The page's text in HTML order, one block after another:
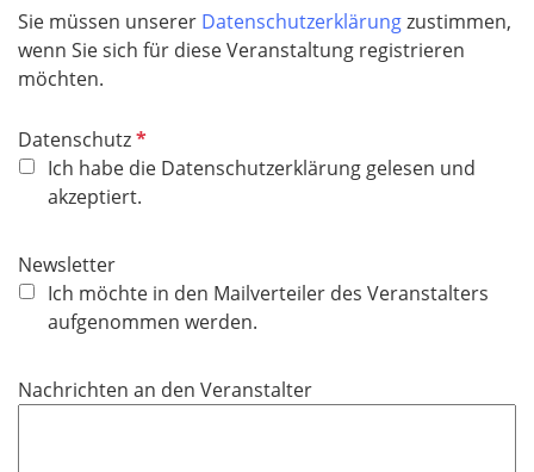
Sie müssen unserer Datenschutzerklärungzustimmen,
wenn Sie sich für diese Veranstaltung registrieren
möchten.
DatenschutzP
f
l
h
t
f
l
Ich habe die Datenschutzerklärung gelesen und
akzeptiert.
Newsletter
Ich möchte in den Mailverteiler des Veranstalters
aufgenommen werden.
Nachrichten an den Veranstalter